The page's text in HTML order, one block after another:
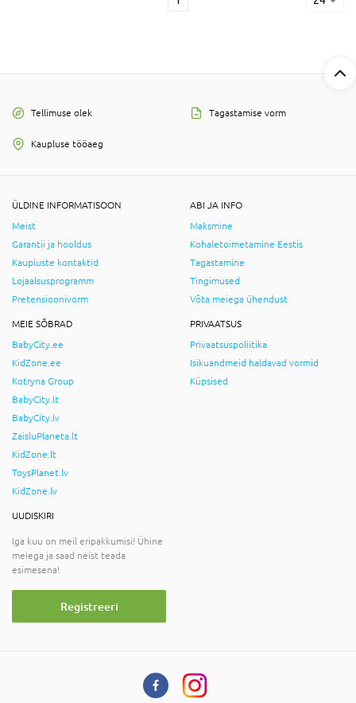
Tellimuse olek Tagastamise vorm
Kaupluse tööaeg
ÜLDINE INFORMATISOON
Meist
Garantii ja hooldus
Kaupluste kontaktid
Lojaalsusprogramm
Pretensioonivorm
ABI JA INFO
Maksmine
Kohaletoimetamine Eestis
Tagastamine
Tingimused
Võta meiega ühendust
MEIE SÕBRAD
BabyCity.ee
KidZone.ee
Kotryna Group
BabyCity.lt
BabyCity.lv
ZaisluPlaneta.lt
KidZone.lt
ToysPlanet.lv
KidZone.lv
PRIVAATSUS
Privaatsuspoliitika
Isikuandmeid haldavad vormid
Küpsised
UUDISKIRI
Iga kuu on meil eripakkumisi! Ühine
meiega ja saad neist teada
esimesena!
Registreeri